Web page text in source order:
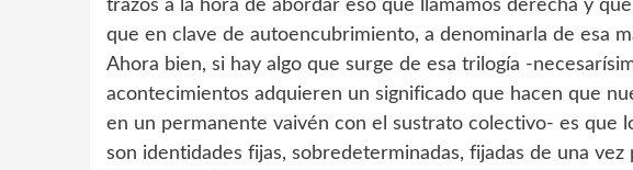
trazos a la hora de abordar eso que llamamos derecha y
que en clave de autoencubrimiento, a denominarla de esa
Ahora bien, si hay algo que surge de esa trilogía -
acontecimientos adquieren un significado que hacen que
en un permanente vaivén con el sustrato colectivo- es que
son identidades fijas, sobredeterminadas, fijadas de una vez